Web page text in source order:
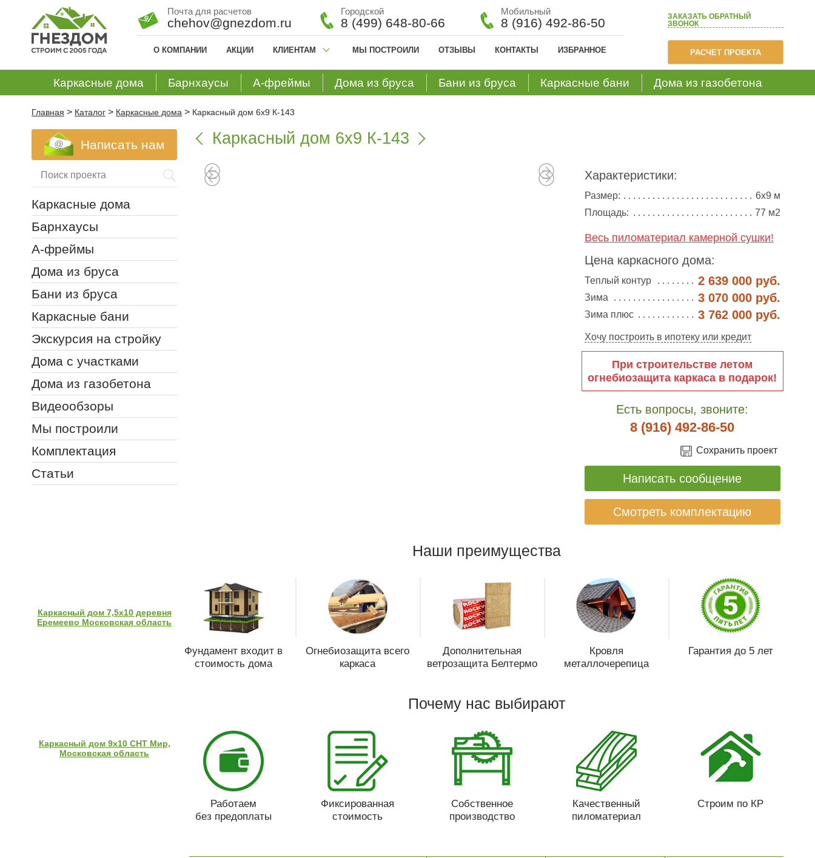
ЗАКАЗАТЬ ОБРАТНЫЙ
ЗВОНОК
РАСЧЕТ ПРОЕКТА
Почта для расчетов
chehov@gnezdom.ru
Городской
8 (499) 648-80-66
Мобильный
8 (916) 492-86-50
О КОМПАНИИ АКЦИИ КЛИЕНТАМ МЫ ПОСТРОИЛИ ОТЗЫВЫ КОНТАКТЫ ИЗБРАННОЕ
Каркасные дома Барнхаусы А-фреймы Дома из бруса Бани из бруса Каркасные бани Дома из газобетона
Главная > Каталог > Каркасные дома > Каркасный дом 6х9 К-143
 Каркасный дом 6х9 К-143 
Характеристики:
Размер:
6х9 м
Площадь:
77 м2
Весь пиломатериал камерной сушки!
Цена каркасного дома:
Теплый контур 2 639 000 руб.
Зима 3 070 000 руб.
Зима плюс 3 762 000 руб.
Хочу построить в ипотеку или кредит
При строительстве летом
огнебиозащита каркаса в подарок!
Есть вопросы, звоните:
8 (916) 492-86-50
Сохранить проект
Написать сообщение
Смотреть комплектацию
Наши преимущества
Фундамент входит в
стоимость дома
Огнебиозащита всего
каркаса
Дополнительная
ветрозащита Белтермо
Кровля
металлочерепица
Гарантия до 5 лет
Почему нас выбирают
Работаем
без предоплаты
Фиксированная
стоимость
Собственное
производство
Качественный
пиломатериал
Строим по КР
Написать нам
Каркасные дома
Барнхаусы
А-фреймы
Дома из бруса
Бани из бруса
Каркасные бани
Экскурсия на стройку
Дома с участками
Дома из газобетона
Видеообзоры
Мы построили
Комплектация
Статьи
Каркасный дом 7,5х10 деревня
Еремеево Московская область
Каркасный дом 9х10 СНТ Мир,
Московская область